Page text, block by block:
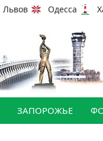
Львов Одесса
ЗАПОРОЖЬЕ